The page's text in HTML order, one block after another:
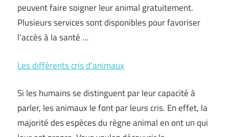
peuvent faire soigner leur animal gratuitement.
Plusieurs services sont disponibles pour favoriser
l’accès à la santé …
Les différents cris d’animaux
Si les humains se distinguent par leur capacité à
parler, les animaux le font par leurs cris. En effet, la
majorité des espèces du règne animal en ont un qui